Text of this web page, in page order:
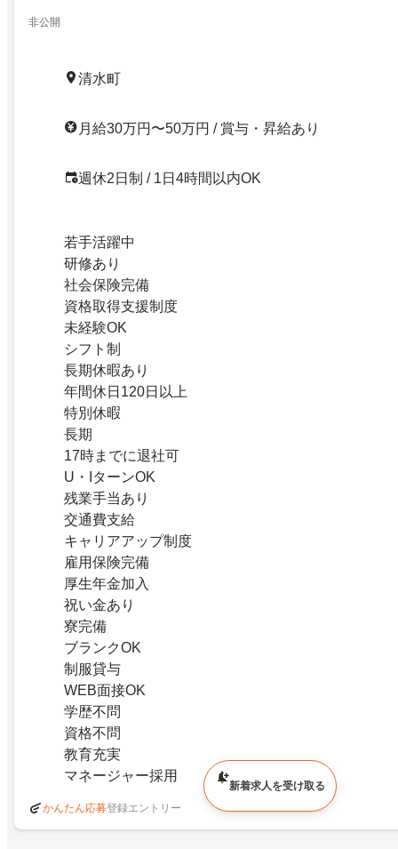
非公開
清水町
月給30万円〜50万円 / 賞与・昇給あり
週休2日制 / 1日4時間以内OK
若手活躍中
研修あり
社会保険完備
資格取得支援制度
未経験OK
シフト制
長期休暇あり
年間休日120日以上
特別休暇
長期
17時までに退社可
U・IターンOK
残業手当あり
交通費支給
キャリアアップ制度
雇用保険完備
厚生年金加入
祝い金あり
寮完備
ブランクOK
制服貸与
WEB面接OK
学歴不問
資格不問
教育充実
マネージャー採用
かんたん応募登録エントリー
新着求人を受け取る